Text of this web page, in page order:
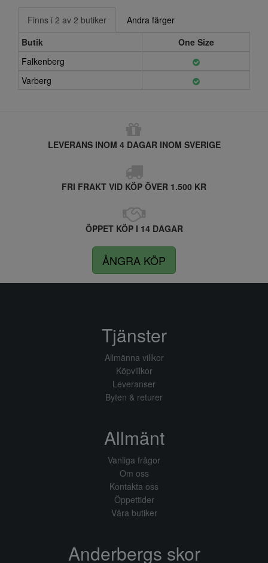
Finns i 2 av 2 butiker
Andra färger
Butik
One Size
Falkenberg
Varberg
LEVERANS INOM 4 DAGAR INOM SVERIGE
FRI FRAKT VID KÖP ÖVER 1.500 KR
ÖPPET KÖP I 14 DAGAR
ÅNGRA KÖP
Tjänster
Allmänna villkor
Köpvillkor
Leveranser
Byten & returer
Allmänt
Vanliga frågor
Om oss
Kontakta oss
Öppettider
Våra butiker
Anderbergs skor